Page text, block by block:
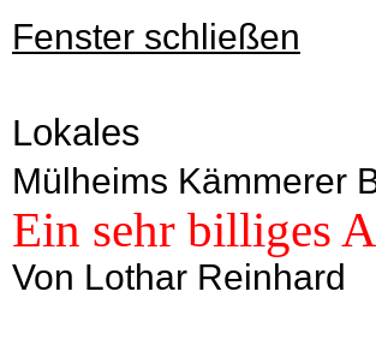
Fenster schließen
Lokales
Mülheims Kämmerer
Ein sehr billiges
Von Lothar Reinhard